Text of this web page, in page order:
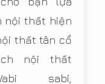
nội thất hiện
thất tân cổ
nội thất
sabi,